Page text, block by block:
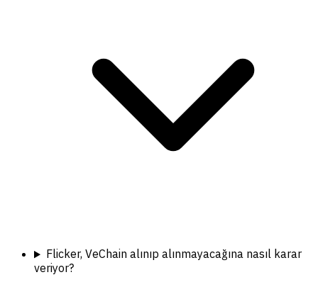
Flicker, VeChain alınıp alınmayacağına nasıl karar
veriyor?